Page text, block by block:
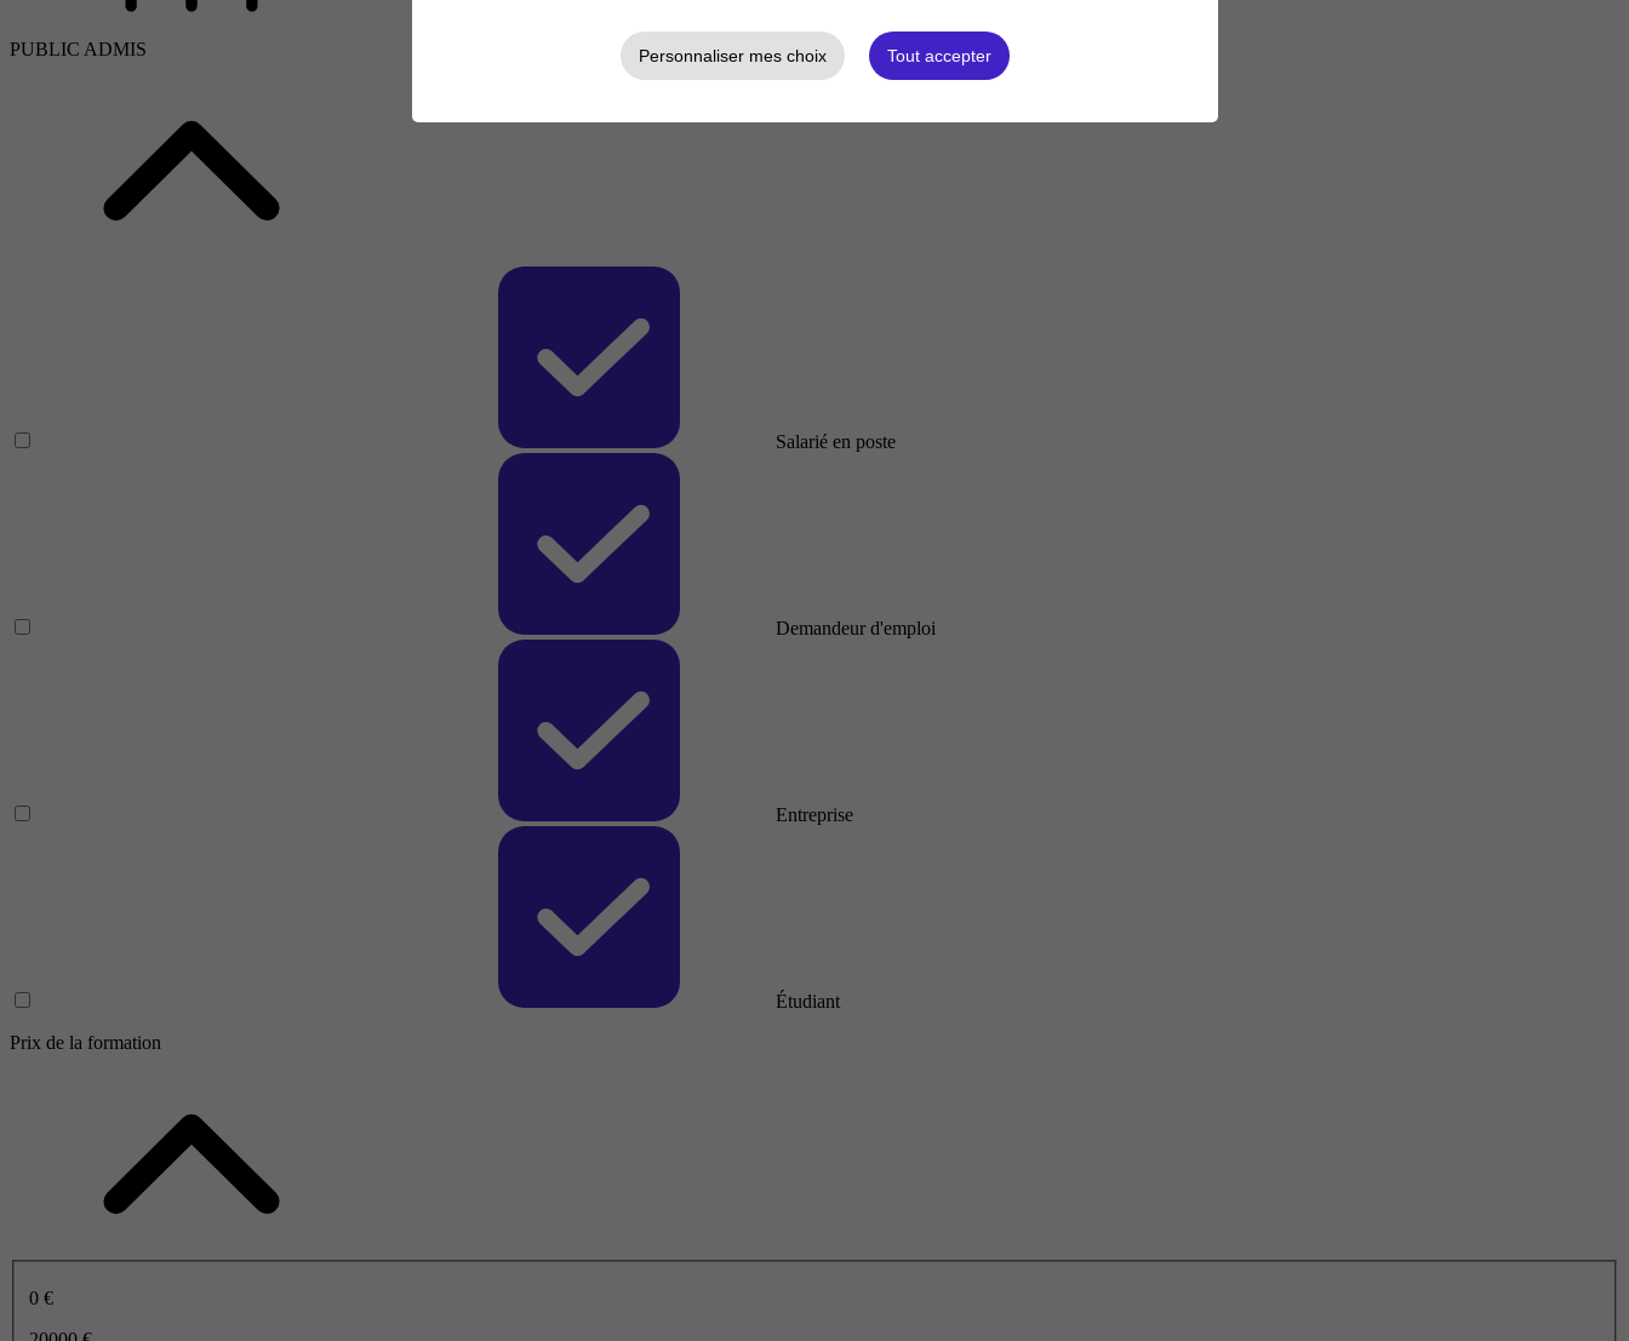
PUBLIC ADMIS
Salarié en poste
Demandeur d'emploi
Entreprise
Étudiant
Prix de la formation
0 €
Personnaliser mes choix Tout accepter